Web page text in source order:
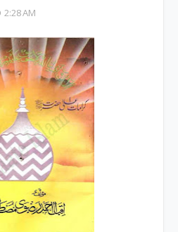
2:28 AM